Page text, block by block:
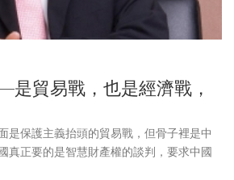
貿易戰，也是經濟戰，
是保護主義抬頭的貿易戰，但骨子裡是中
真正要的是智慧財產權的談判，要求中國
雙方可有得周旋。